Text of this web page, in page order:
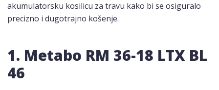
akumulatorsku kosilicu za travu kako bi se osiguralo
precizno i dugotrajno košenje.
1. Metabo ‎RM 36-18 LTX BL
46